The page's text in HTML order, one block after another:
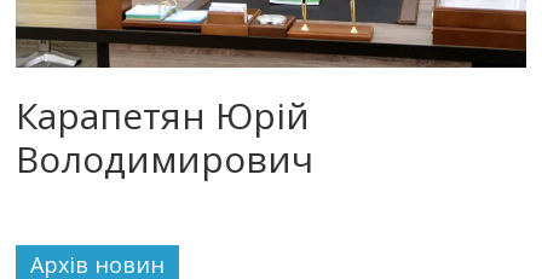
Карапетян Юрій
Володимирович
Архiв новин